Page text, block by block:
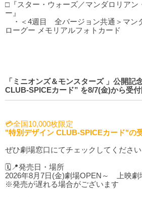
□『スター・ウォーズ／マンダロリアン
ー』
・＜4週目 全バージョン共通＞マン
ローグー メモリアルフォトカード
「ミニオンズ＆モンスターズ 」公開
CLUB-SPICEカード” を8/7(金)から受付
💳全国10,000枚限定
"特別デザイン CLUB-SPICEカード"の
ぜひ劇場窓口にてチェックしてください
🗓️📍発売日・場所
2026年8月7日(金)劇場OPEN～ 上映劇
※発売が遅れる場合がございます